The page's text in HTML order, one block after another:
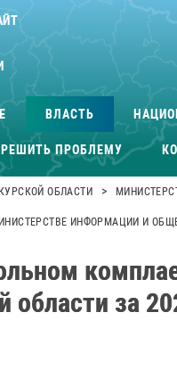
ВЛАСТЬ
РЕШИТЬ ПРОБЛЕМУ
ОБЛАСТИ >
ИНФОРМАЦИИ И
области за